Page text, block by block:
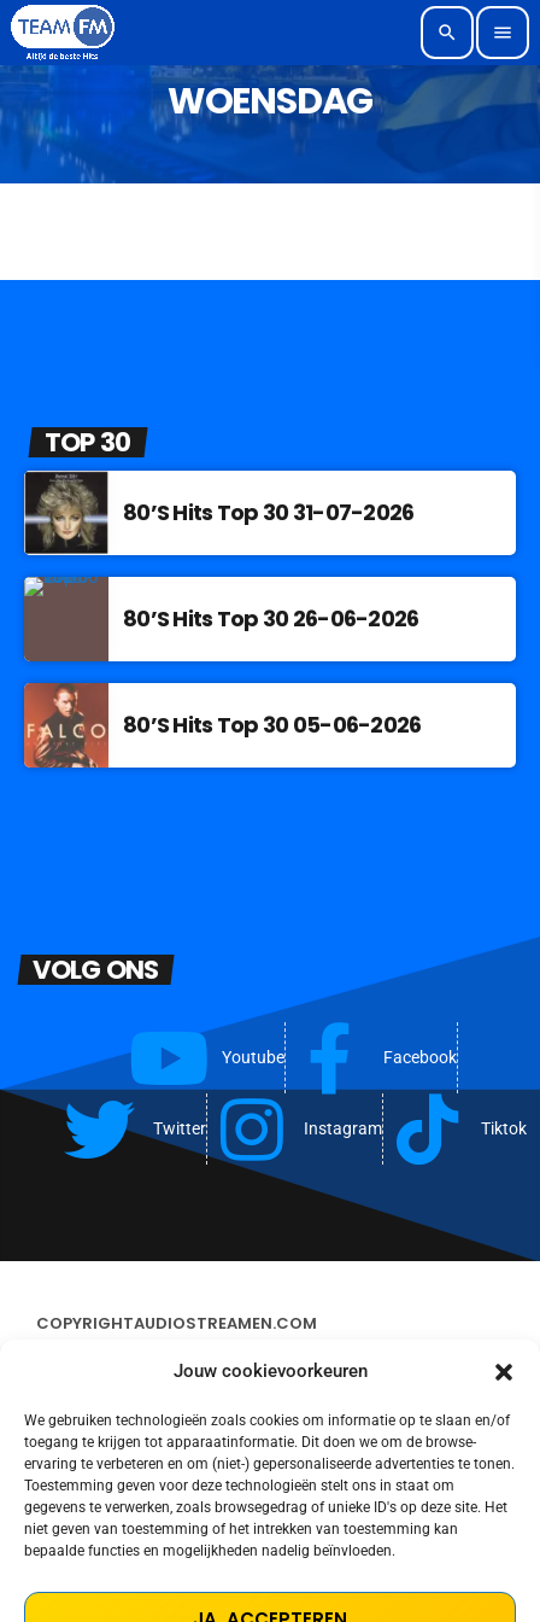
Jouw cookievoorkeuren
We gebruiken technologieën zoals cookies om informatie op te slaan en/of
toegang te krijgen tot apparaatinformatie. Dit doen we om de browse-
ervaring te verbeteren en om (niet-) gepersonaliseerde advertenties te tonen.
Toestemming geven voor deze technologieën stelt ons in staat om
gegevens te verwerken, zoals browsegedrag of unieke ID's op deze site. Het
niet geven van toestemming of het intrekken van toestemming kan
bepaalde functies en mogelijkheden nadelig beïnvloeden.
search menu
WOENSDAG
TOP 30
80’S Hits Top 30 31-07-2026
80’S Hits Top 30 26-06-2026
80’S Hits Top 30 05-06-2026
VOLG ONS
Youtube Facebook
Twitter Instagram Tiktok
COPYRIGHTAUDIOSTREAMEN.COM
CONTACT
STREAMS